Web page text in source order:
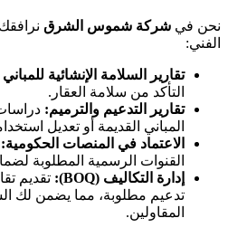
نحن في شركة شموس الشرق
الفني:
تقارير السلامة الإنشائية
التأكد من سلامة العقار.
تقارير التدعيم والترميم:
المباني القديمة أو تعديل
الاعتماد في المنصات الحكومية:
القنوات الرسمية المطلوبة
إدارة التكاليف (BOQ):
تقديم
تدعيم مطلوبة، مما يضمن لك
المقاولين.